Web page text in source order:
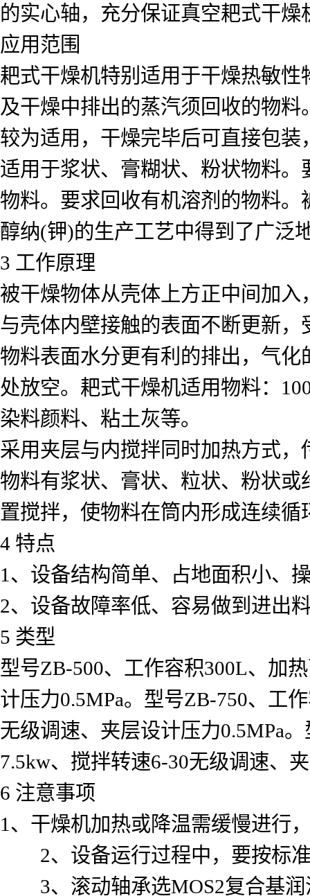
的实心轴，充分保证真空耙式干
应用范围
耙式干燥机特别适用于干燥热敏
及干燥中排出的蒸汽须回收的物
较为适用，干燥完毕后可直接包
适用于浆状、膏糊状、粉状物料
物料。要求回收有机溶剂的物料
醇纳(钾)的生产工艺中得到了广泛
3 工作原理
被干燥物体从壳体上方正中间加
与壳体内壁接触的表面不断更新
物料表面水分更有利的排出，气
处放空。耙式干燥机适用物料：
染料颜料、粘土灰等。
采用夹层与内搅拌同时加热方式
物料有浆状、膏状、粒状、粉状
置搅拌，使物料在筒内形成连续
4 特点
1、设备结构简单、占地面积小、
2、设备故障率低、容易做到进出
5 类型
型号ZB-500、工作容积300L、加
计压力0.5MPa。型号ZB-750、工
无级调速、夹层设计压力0.5MPa
7.5kw、搅拌转速6-30无级调速、
6 注意事项
1、干燥机加热或降温需缓慢进行
2、设备运行过程中，要按标准
3、滚动轴承选MOS2复合基润